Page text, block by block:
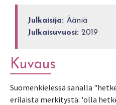
Julkaisija: Ääniä
Julkaisuvuosi: 2019
Kuvaus
Suomenkielessä sanalla
erilaista merkitystä: 'olla